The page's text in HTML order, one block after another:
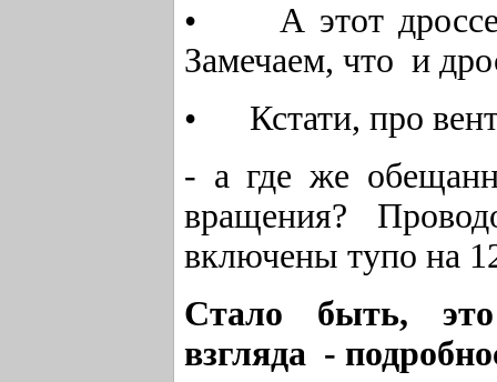
• А этот
Замечаем, что и
• Кстати, про
- а где же
вращения?
включены тупо на
Стало быть, это
взгляда -